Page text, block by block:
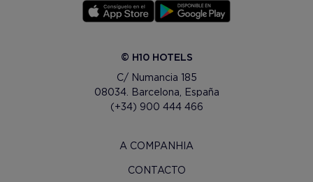
© H10 HOTELS
C/ Numancia 185
08034. Barcelona, España
(+34) 900 444 466
A COMPANHIA
CONTACTO